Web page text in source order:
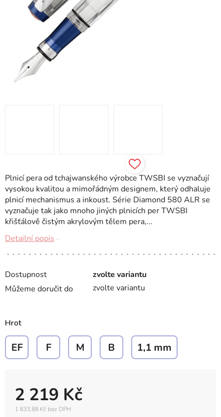
Dostupnost
zvolte variantu
Můžeme doručit do
zvolte variantu
2 219 Kč
1 833,88 Kč bez DPH
Hrot
EF F M B 1,1 mm
Plnicí pera od tchajwanského výrobce TWSBI se vyznačují
vysokou kvalitou a mimořádným designem, který odhaluje
plnicí mechanismus a inkoust. Série Diamond 580 ALR se
vyznačuje tak jako mnoho jiných plnicích per TWSBI
křišťálově čistým akrylovým tělem pera,...
Detailní popis